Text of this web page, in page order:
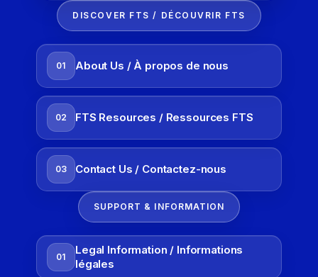
DISCOVER FTS / DÉCOUVRIR FTS
01 About Us / À propos de nous
02 FTS Resources / Ressources FTS
03 Contact Us / Contactez-nous
SUPPORT & INFORMATION
01
Legal Information / Informations
légales